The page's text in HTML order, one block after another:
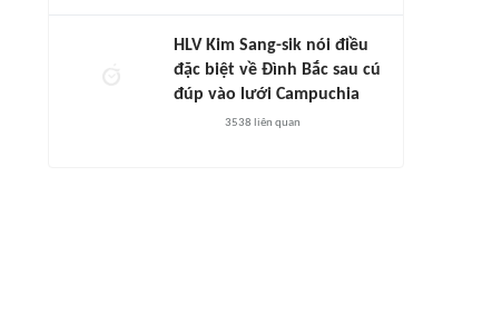
HLV Kim Sang-sik nói điều
đặc biệt về Đình Bắc sau cú
đúp vào lưới Campuchia
3538 liên quan